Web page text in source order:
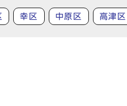
幸区 中原区 高津区